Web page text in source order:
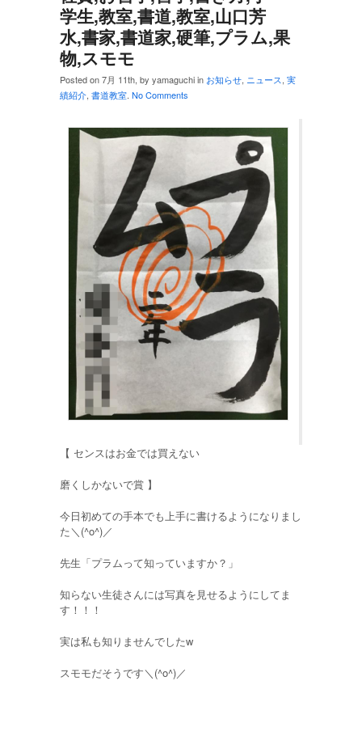
学生,教室,書道,教室,山口芳
水,書家,書道家,硬筆,プラム,果
物,スモモ
Posted on 7月 11th, by yamaguchi in お知らせ, ニュース, 実
績紹介, 書道教室. No Comments
【 センスはお金では買えない
磨くしかないで賞 】
今日初めての手本でも上手に書けるようになりまし
た＼(^o^)／
先生「プラムって知っていますか？」
知らない生徒さんには写真を見せるようにしてま
す！！！
実は私も知りませんでしたw
スモモだそうです＼(^o^)／